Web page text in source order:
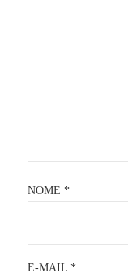
NOME *
E-MAIL *